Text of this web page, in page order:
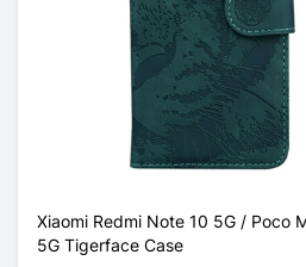
Xiaomi Redmi Note 10 5G / Poco
5G Tigerface Case